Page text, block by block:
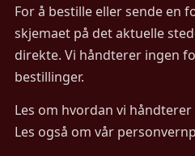
For å bestille eller sende en
skjemaet på det aktuelle
direkte. Vi håndterer ingen
bestillinger.
Les om hvordan vi håndterer
Les også om vår